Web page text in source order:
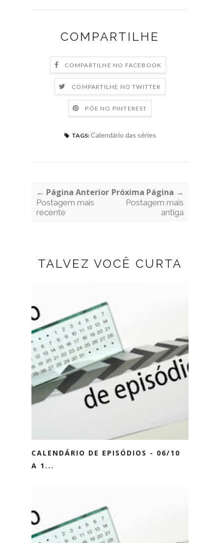
COMPARTILHE
COMPARTILHE NO FACEBOOK
COMPARTILHE NO TWITTER
PÕE NO PINTEREST
TAGS: Calendário das séries
← Página Anterior
Postagem mais
recente
Próxima Página →
Postagem mais
antiga
TALVEZ VOCÊ CURTA
CALENDÁRIO DE EPISÓDIOS - 06/10
A 1...